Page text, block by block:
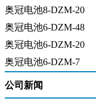
奥冠电池8-DZM-20
奥冠电池6-DZM-48
奥冠电池6-DZM-20
奥冠电池6-DZM-7
公司新闻